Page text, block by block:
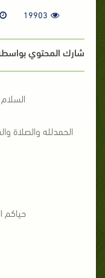
19903
شارك المحتوي
السلام
الحمدلله والصلاة
حياكم